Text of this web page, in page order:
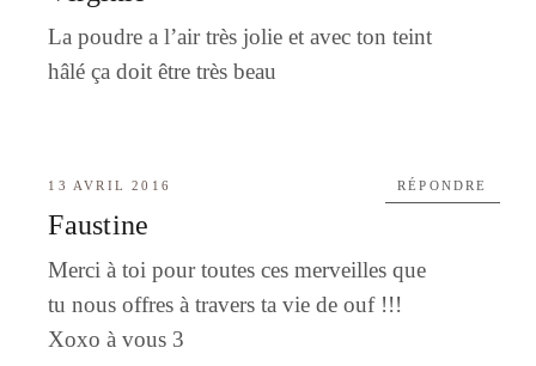
La poudre a l’air très jolie et avec ton teint
hâlé ça doit être très beau
13 AVRIL 2016
Faustine
Merci à toi pour toutes ces merveilles que
tu nous offres à travers ta vie de ouf !!!
Xoxo à vous 3
RÉPONDRE